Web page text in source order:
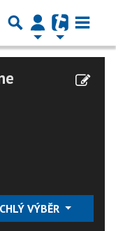
VÝBĚR